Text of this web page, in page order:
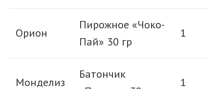
Орион
Пирожное «Чоко-
Пай» 30 гр
1
Монделиз
Батончик
1